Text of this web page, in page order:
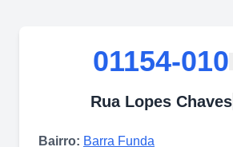
01154-010
Rua Lopes Chaves
Bairro: Barra Funda